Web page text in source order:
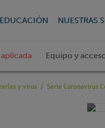
NUESTRAS
Equipo y
y virus Serie Coronavirus